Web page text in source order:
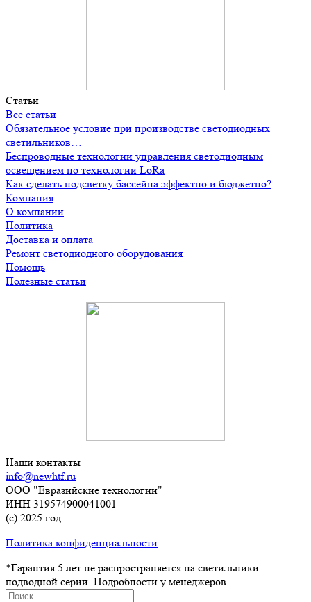
Статьи
Все статьи
Обязательное условие при производстве светодиодных
светильников…
Беспроводные технологии управления светодиодным
освещением по технологии LoRa
Как сделать подсветку бассейна эффектно и бюджетно?
Компания
О компании
Политика
Доставка и оплата
Ремонт светодиодного оборудования
Помощь
Полезные статьи
Наши контакты
info@newhtf.ru
ООО "Евразийские технологии"
ИНН 319574900041001
(с) 2025 год
Политика конфиденциальности
*Гарантия 5 лет не распространяется на светильники
подводной серии. Подробности у менеджеров.